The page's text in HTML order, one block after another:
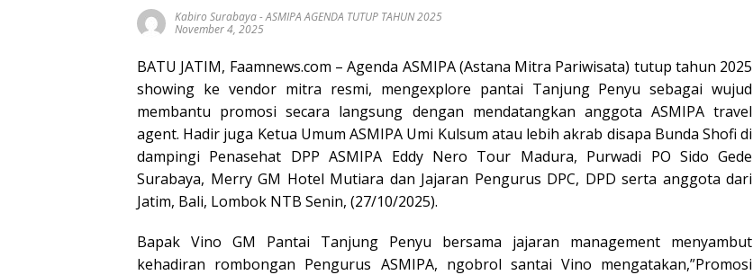
Kabiro Surabaya-ASMIPA AGENDA TUTUP TAHUN 2025
November 4, 2025
BATU JATIM, Faamnews.com – Agenda ASMIPA (Astana Mitra Pariwisata) tutup tahun 2025
showing ke vendor mitra resmi, mengexplore pantai Tanjung Penyu sebagai wujud
membantu promosi secara langsung dengan mendatangkan anggota ASMIPA travel
agent. Hadir juga Ketua Umum ASMIPA Umi Kulsum atau lebih akrab disapa Bunda Shofi di
dampingi Penasehat DPP ASMIPA Eddy Nero Tour Madura, Purwadi PO Sido Gede
Surabaya, Merry GM Hotel Mutiara dan Jajaran Pengurus DPC, DPD serta anggota dari
Jatim, Bali, Lombok NTB Senin, (27/10/2025).
Bapak Vino GM Pantai Tanjung Penyu bersama jajaran management menyambut
kehadiran rombongan Pengurus ASMIPA, ngobrol santai Vino mengatakan,”Promosi